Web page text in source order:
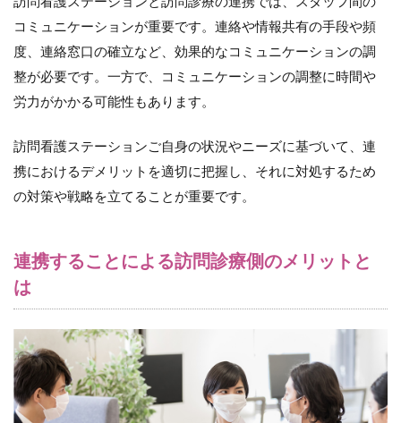
コミュニケーションが重要です。連絡や情報共有の手段や頻
度、連絡窓口の確立など、効果的なコミュニケーションの調
整が必要です。一方で、コミュニケーションの調整に時間や
労力がかかる可能性もあります。
訪問看護ステーションご自身の状況やニーズに基づいて、連
携におけるデメリットを適切に把握し、それに対処するため
の対策や戦略を立てることが重要です。
連携することによる訪問診療側のメリットと
は